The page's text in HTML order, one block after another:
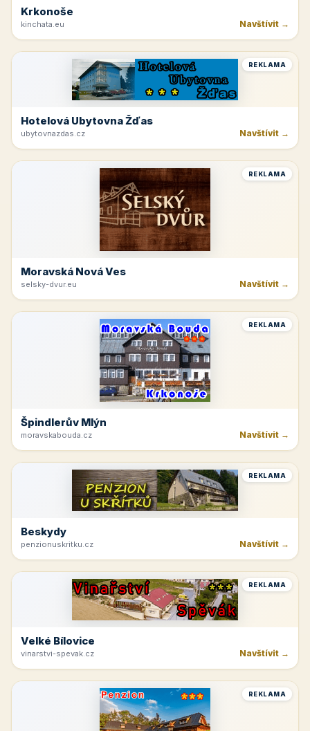
Krkonoše
kinchata.eu Navštívit →
REKLAMA
Hotelová Ubytovna Žďas
ubytovnazdas.cz Navštívit →
REKLAMA
Moravská Nová Ves
selsky-dvur.eu Navštívit →
REKLAMA
Špindlerův Mlýn
moravskabouda.cz Navštívit →
REKLAMA
Beskydy
penzionuskritku.cz Navštívit →
REKLAMA
Velké Bílovice
vinarstvi-spevak.cz Navštívit →
REKLAMA